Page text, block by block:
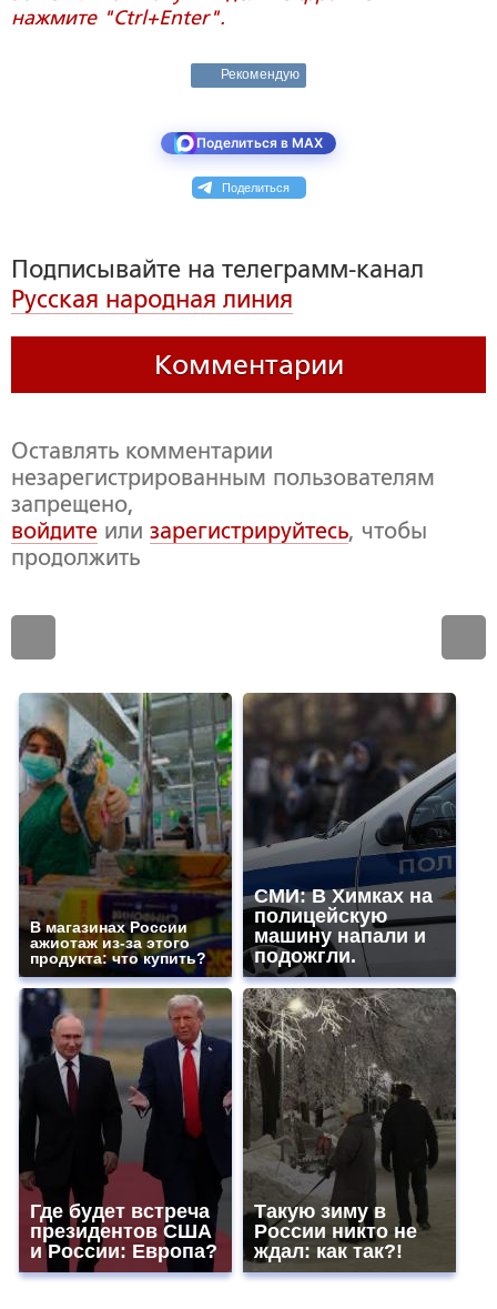
нажмите "Ctrl+Enter".
Рекомендую
Поделиться в MAX
Поделиться
Подписывайте на телеграмм-канал
Русская народная линия
Комментарии
Оставлять комментарии
незарегистрированным пользователям
запрещено,
войдите или зарегистрируйтесь, чтобы
продолжить
В магазинах России
ажиотаж из-за этого
продукта: что купить?
СМИ: В Химках на
полицейскую
машину напали и
подожгли.
Где будет встреча
президентов США
и России: Европа?
Такую зиму в
России никто не
ждал: как так?!